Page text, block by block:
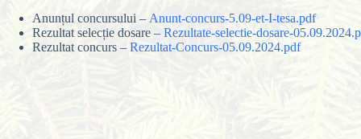
Anunțul concursului – Anunt-concurs-5.09-et-I-tesa.pdf
Rezultat selecție dosare – Rezultate-selectie-dosare-
Rezultat concurs – Rezultat-Concurs-05.09.2024.pdf